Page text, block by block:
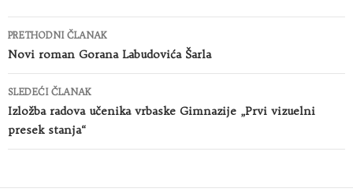
Kretanje
članaka
PRETHODNI ČLANAK
Novi roman Gorana Labudovića Šarla
SLEDEĆI ČLANAK
Izložba radova učenika vrbaske Gimnazije „Prvi vizuelni
presek stanja“